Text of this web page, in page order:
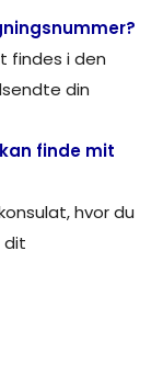
findes i den
din
finde mit
hvor du
dit